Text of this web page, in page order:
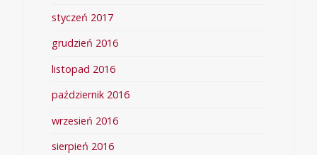
styczeń 2017
grudzień 2016
listopad 2016
październik 2016
wrzesień 2016
sierpień 2016